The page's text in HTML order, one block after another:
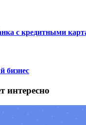
с кредитными
бизнес
интересно